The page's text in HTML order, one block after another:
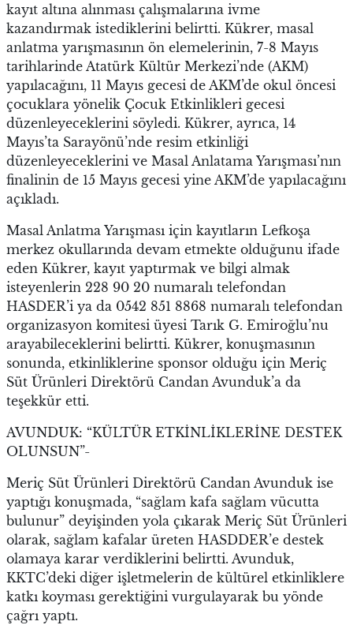
kayıt altına alınması çalışmalarına ivme
kazandırmak istediklerini belirtti. Kükrer, masal
anlatma yarışmasının ön elemelerinin, 7-8 Mayıs
tarihlarinde Atatürk Kültür Merkezi’nde (AKM)
yapılacağını, 11 Mayıs gecesi de AKM’de okul öncesi
çocuklara yönelik Çocuk Etkinlikleri gecesi
düzenleyeceklerini söyledi. Kükrer, ayrıca, 14
Mayıs’ta Sarayönü’nde resim etkinliği
düzenleyeceklerini ve Masal Anlatama Yarışması’nın
finalinin de 15 Mayıs gecesi yine AKM’de yapılacağını
açıkladı.
Masal Anlatma Yarışması için kayıtların Lefkoşa
merkez okullarında devam etmekte olduğunu ifade
eden Kükrer, kayıt yaptırmak ve bilgi almak
isteyenlerin 228 90 20 numaralı telefondan
HASDER’i ya da 0542 851 8868 numaralı telefondan
organizasyon komitesi üyesi Tarık G. Emiroğlu’nu
arayabileceklerini belirtti. Kükrer, konuşmasının
sonunda, etkinliklerine sponsor olduğu için Meriç
Süt Ürünleri Direktörü Candan Avunduk’a da
teşekkür etti.
AVUNDUK: “KÜLTÜR ETKİNLİKLERİNE DESTEK
OLUNSUN”-
Meriç Süt Ürünleri Direktörü Candan Avunduk ise
yaptığı konuşmada, “sağlam kafa sağlam vücutta
bulunur” deyişinden yola çıkarak Meriç Süt Ürünleri
olarak, sağlam kafalar üreten HASDDER’e destek
olamaya karar verdiklerini belirtti. Avunduk,
KKTC’deki diğer işletmelerin de kültürel etkinliklere
katkı koyması gerektiğini vurgulayarak bu yönde
çağrı yaptı.